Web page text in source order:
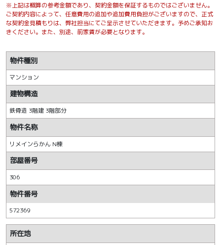
※上記は概算の参考金額であり、契約金額を保証するものではございません。
ご契約内容によって、任意費用の追加や追加費用負担がございますので、正式
な契約金見積もりは、弊社担当にてご呈示させていただきます。予めご承知お
きください。また、別途、前家賃が必要となります。
物件種別
マンション
建物構造
鉄骨造 3階建 3階部分
物件名称
リメインらかん N棟
部屋番号
306
物件番号
572369
所在地